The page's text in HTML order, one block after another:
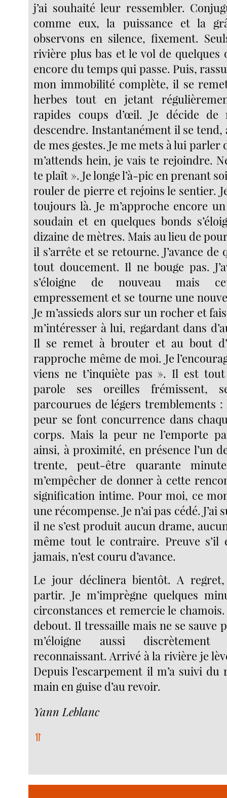
j’ai souhaité leur ressembler.
comme eux, la puissance et la
observons en silence, fixement.
rivière plus bas et le vol de quelques
encore du temps qui passe. Puis,
mon immobilité complète, il se
herbes tout en jetant
rapides coups d’œil. Je décide
descendre. Instantanément il se
de mes gestes. Je me mets à lui parler
m’attends hein, je vais te rejoindre.
te plaît ». Je longe l’à-pic en prenant
rouler de pierre et rejoins le sentier.
toujours là. Je m’approche encore
soudain et en quelques bonds
dizaine de mètres. Mais au lieu de
il s’arrête et se retourne. J’avance de
tout doucement. Il ne bouge pas.
s’éloigne de nouveau mais
empressement et se tourne une
Je m’assieds alors sur un rocher et
m’intéresser à lui, regardant dans
Il se remet à brouter et au bout
rapproche même de moi. Je
viens ne t’inquiète pas ». Il est
parole ses oreilles frémissent,
parcourues de légers tremblements
peur se font concurrence dans
corps. Mais la peur ne l’emporte
ainsi, à proximité, en présence l’un
trente, peut-être quarante
m’empêcher de donner à cette
signification intime. Pour moi, ce
une récompense. Je n’ai pas cédé.
il ne s’est produit aucun drame,
même tout le contraire. Preuve s’il
jamais, n’est couru d’avance.
Le jour déclinera bientôt. A regret,
partir. Je m’imprègne quelques
circonstances et remercie le
debout. Il tressaille mais ne se sauve
m’éloigne aussi discrètement
reconnaissant. Arrivé à la rivière je
Depuis l’escarpement il m’a suivi du
main en guise d’au revoir.
Yann Leblanc
⥣